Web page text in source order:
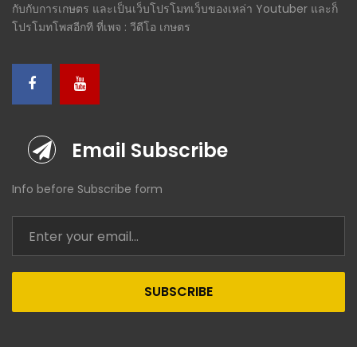
กับกับการเกษตร และเป็นเว็บโปรโมทเว็บของเหล่า Youtuber และก็
โปรโมทโพสอีกที ที่เพจ : วีดีโอ เกษตร
Email Subscribe
Info before Subscribe form
SUBSCRIBE